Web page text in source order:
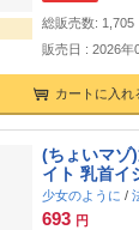
総販売数: 1,705
販売日 : 2026年
カートに入れ
(ちょいマゾ
イト 乳首イ
少女のように /
693 円